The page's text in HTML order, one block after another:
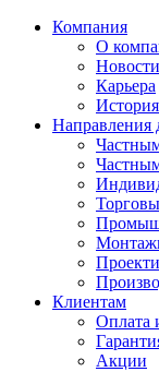
Компания
О
Новости
Карьера
Направления
Клиентам
Оплата
Акции